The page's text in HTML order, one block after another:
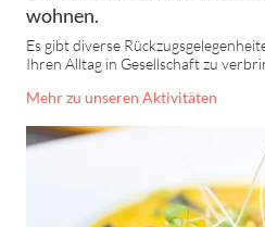
wohnen.
Es gibt diverse
Ihren Alltag in Gesellschaft zu
Mehr zu unseren Aktivitäten